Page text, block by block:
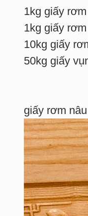
1kg giấy
1kg giấy
10kg giấy
50kg giấy
giấy rơm